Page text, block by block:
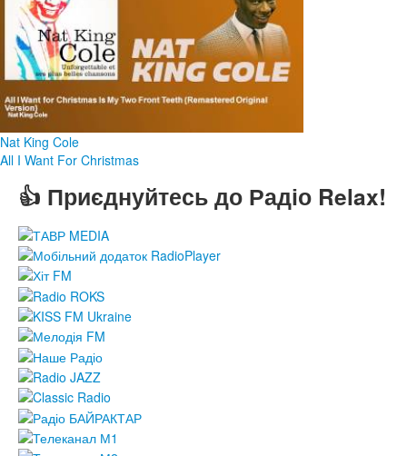
Nat King Cole
All I Want For Christmas
👍 Приєднуйтесь до Радіо Relax!